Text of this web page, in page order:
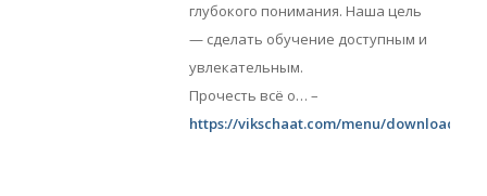
глубокого понимания. Наша цель
— сделать обучение доступным и
увлекательным.
Прочесть всё о… –
https://vikschaat.com/menu/download/